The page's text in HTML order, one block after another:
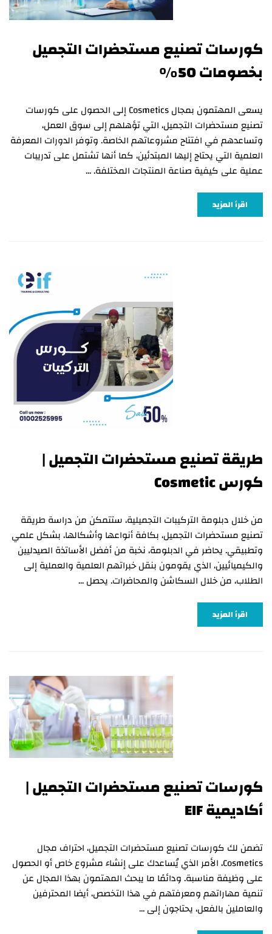
كورسات تصنيع مستحضرات التجميل
بخصومات 50%
يسعى المهتمون بمجال Cosmetics إلى الحصول على كورسات
تصنيع مستحضرات التجميل، التي تؤهلهم إلى سوق العمل،
وتساعدهم في افتتاح مشروعاتهم الخاصة. وتوفر الدورات المعرفة
العلمية التي يحتاج إليها المبتدئين، كما أنها تشتمل على تدريبات
عملية على كيفية صناعة المنتجات المختلفة. …
اقرأ المزيد
طريقة تصنيع مستحضرات التجميل |
كورس Cosmetic
من خلال دبلومة التركيبات التجميلية، ستتمكن من دراسة طريقة
تصنيع مستحضرات التجميل، بكافة أنواعها وأشكالها، بشكل علمي
وتطبيقي. يحاضر في الدبلومة، نخبة من أفضل الأساتذة الصيدليين
والكيميائيين، الذي يقومون بنقل خبراتهم العلمية والعملية إلى
الطلاب، من خلال السكاشن والمحاضرات. يحصل …
اقرأ المزيد
كورسات تصنيع مستحضرات التجميل |
أكاديمية EIF
تضمن لك كورسات تصنيع مستحضرات التجميل، احتراف مجال
Cosmetics، الأمر الذي يُساعدك على إنشاء مشروع خاص أو الحصول
على وظيفة مناسبة. ودائمًا ما يبحث المهتمون بهذا المجال عن
تنمية مهاراتهم ومعرفتهم في هذا التخصص، أيضا المحترفين
والعاملين بالفعل، يحتاجون إلى …